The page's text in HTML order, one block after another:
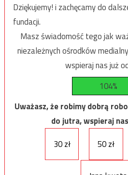
Dziękujemy! i zachęcamy do
fundacji.
Masz świadomość tego jak
niezależnych ośrodków
wspieraj nas już
104%
Uważasz, że robimy dobrą
do jutra, wspieraj
30 zł
50 zł